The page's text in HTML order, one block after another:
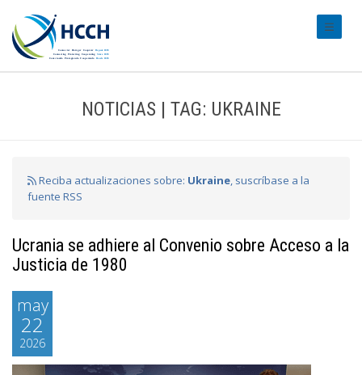
NOTICIAS | TAG: UKRAINE
Reciba actualizaciones sobre: Ukraine, suscríbase a la
fuente RSS
Ucrania se adhiere al Convenio sobre Acceso a la
Justicia de 1980
may
22
2026